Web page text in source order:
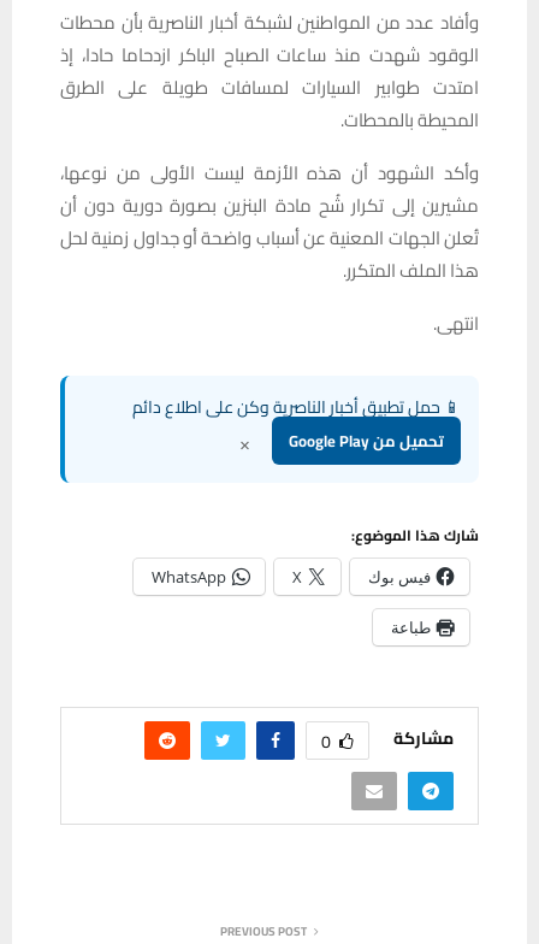
وأفاد عدد من المواطنين لشبكة أخبار الناصرية بأن محطات
الوقود شهدت منذ ساعات الصباح الباكر ازدحاما حادا، إذ
امتدت طوابير السيارات لمسافات طويلة على الطرق
المحيطة بالمحطات.
وأكد الشهود أن هذه الأزمة ليست الأولى من نوعها،
مشيرين إلى تكرار شُح مادة البنزين بصورة دورية دون أن
تُعلن الجهات المعنية عن أسباب واضحة أو جداول زمنية لحل
هذا الملف المتكرر.
انتهى.
📱 حمل تطبيق أخبار الناصرية وكن على اطلاع دائم
تحميل من Google Play ×
شارك هذا الموضوع:
فيس بوك X
WhatsApp
طباعة
مشاركة 0
PREVIOUS POST